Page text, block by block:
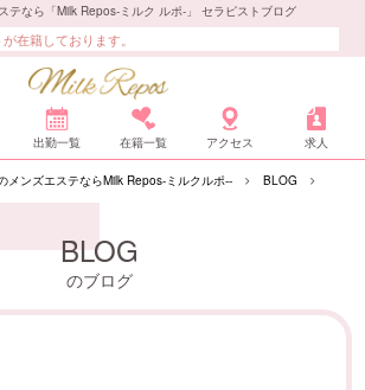
テなら「Milk Repos-ミルク ルポ-」 セラピストブログ
在籍しております。
出勤一覧 在籍一覧 アクセス 求人
メンズエステならMilk Repos-ミルクルポ-- BLOG
BLOG
のブログ